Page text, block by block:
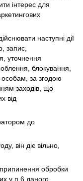
інтерес для
наступні дії
запис,
уточнення
блокування,
за згодою
заходів, що
від
до
він діє вільно,
обробки
у п.6 даного